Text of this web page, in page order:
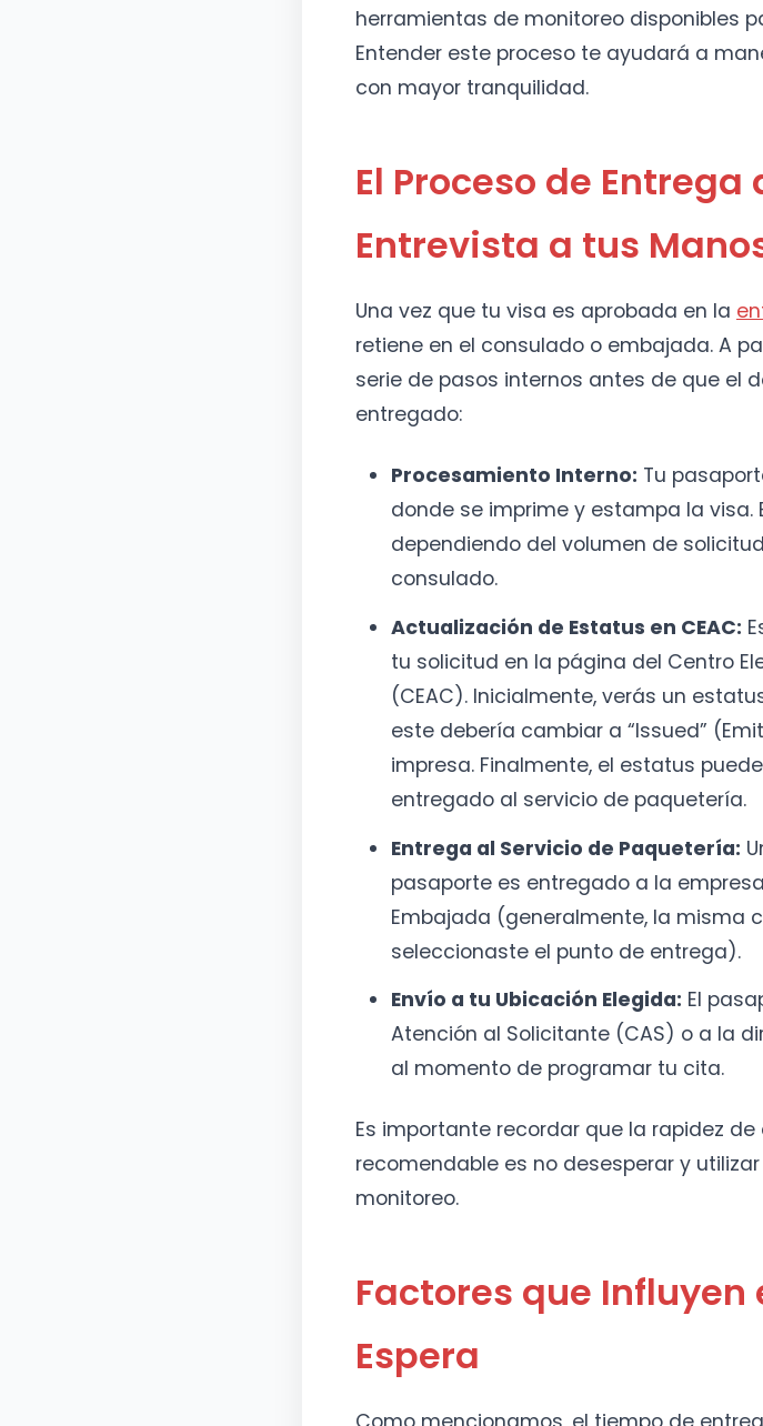
herramientas de monitoreo disponibles
Entender este proceso te ayudará a
con mayor tranquilidad.
El Proceso de
Entrevista a tus
Una vez que tu visa es aprobada en la
retiene en el consulado o embajada. A
serie de pasos internos antes de que el
entregado:
Procesamiento Interno: Tu
donde se imprime y estampa la
dependiendo del volumen de
consulado.
Actualización de Estatus en CEAC:
tu solicitud en la página del Centro
(CEAC). Inicialmente, verás un
este debería cambiar a “Issued”
impresa. Finalmente, el estatus
entregado al servicio de paquetería.
Entrega al Servicio de Paquetería:
pasaporte es entregado a la
Embajada (generalmente, la misma
seleccionaste el punto de entrega).
Envío a tu Ubicación Elegida: El
Atención al Solicitante (CAS) o a la
al momento de programar tu cita.
Es importante recordar que la rapidez
recomendable es no desesperar y
monitoreo.
Factores que Influyen
Espera